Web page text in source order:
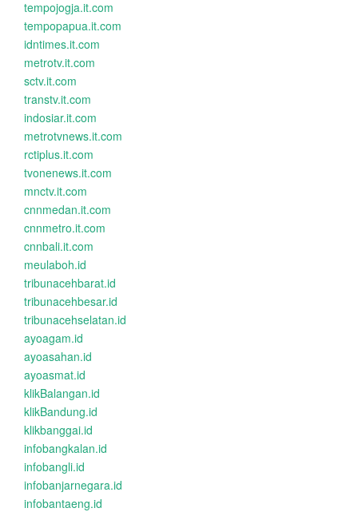
tempojogja.it.com
tempopapua.it.com
idntimes.it.com
metrotv.it.com
sctv.it.com
transtv.it.com
indosiar.it.com
metrotvnews.it.com
rctiplus.it.com
tvonenews.it.com
mnctv.it.com
cnnmedan.it.com
cnnmetro.it.com
cnnbali.it.com
meulaboh.id
tribunacehbarat.id
tribunacehbesar.id
tribunacehselatan.id
ayoagam.id
ayoasahan.id
ayoasmat.id
klikBalangan.id
klikBandung.id
klikbanggai.id
infobangkalan.id
infobangli.id
infobanjarnegara.id
infobantaeng.id